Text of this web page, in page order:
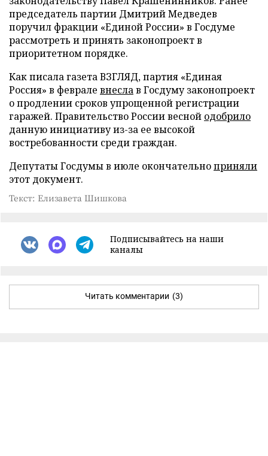
председатель партии Дмитрий Медведев
поручил фракции «Единой России» в Госдуме
рассмотреть и принять законопроект в
приоритетном порядке.
Как писала газета ВЗГЛЯД, партия «Единая
Россия» в феврале внеслав Госдуму законопроект
о продлении сроков упрощенной регистрации
гаражей. Правительство России весной одобрило
данную инициативу из-за ее высокой
востребованности среди граждан.
Депутаты Госдумы в июле окончательноприняли
этот документ.
Текст: Елизавета Шишкова
Подписывайтесь на наши
каналы
Читать комментарии (3)